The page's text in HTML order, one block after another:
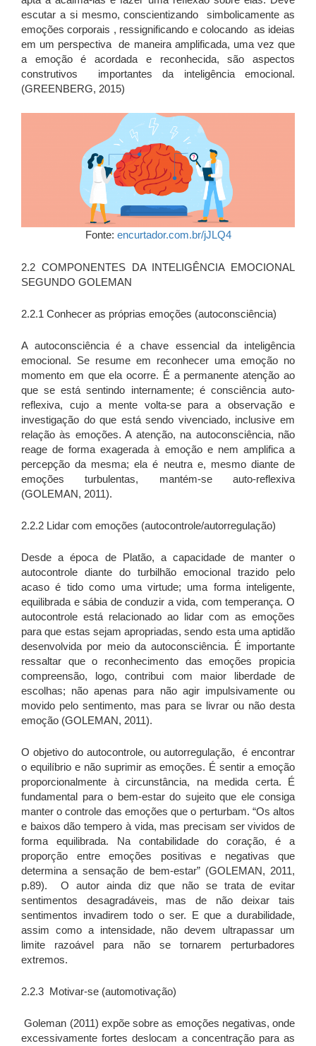
escutar a si mesmo, conscientizando simbolicamente as
emoções corporais , ressignificando e colocando as ideias
em um perspectiva de maneira amplificada, uma vez que
a emoção é acordada e reconhecida, são aspectos
construtivos importantes da inteligência emocional.
(GREENBERG, 2015)
Fonte: encurtador.com.br/jJLQ4
2.2 COMPONENTES DA INTELIGÊNCIA EMOCIONAL
SEGUNDO GOLEMAN
2.2.1 Conhecer as próprias emoções (autoconsciência)
A autoconsciência é a chave essencial da inteligência
emocional. Se resume em reconhecer uma emoção no
momento em que ela ocorre. É a permanente atenção ao
que se está sentindo internamente; é consciência auto-
reflexiva, cujo a mente volta-se para a observação e
investigação do que está sendo vivenciado, inclusive em
relação às emoções. A atenção, na autoconsciência, não
reage de forma exagerada à emoção e nem amplifica a
percepção da mesma; ela é neutra e, mesmo diante de
emoções turbulentas, mantém-se auto-reflexiva
(GOLEMAN, 2011).
2.2.2 Lidar com emoções (autocontrole/autorregulação)
Desde a época de Platão, a capacidade de manter o
autocontrole diante do turbilhão emocional trazido pelo
acaso é tido como uma virtude; uma forma inteligente,
equilibrada e sábia de conduzir a vida, com temperança. O
autocontrole está relacionado ao lidar com as emoções
para que estas sejam apropriadas, sendo esta uma aptidão
desenvolvida por meio da autoconsciência. É importante
ressaltar que o reconhecimento das emoções propicia
compreensão, logo, contribui com maior liberdade de
escolhas; não apenas para não agir impulsivamente ou
movido pelo sentimento, mas para se livrar ou não desta
emoção (GOLEMAN, 2011).
O objetivo do autocontrole, ou autorregulação, é encontrar
o equilíbrio e não suprimir as emoções. É sentir a emoção
proporcionalmente à circunstância, na medida certa. É
fundamental para o bem-estar do sujeito que ele consiga
manter o controle das emoções que o perturbam. “Os altos
e baixos dão tempero à vida, mas precisam ser vividos de
forma equilibrada. Na contabilidade do coração, é a
proporção entre emoções positivas e negativas que
determina a sensação de bem-estar” (GOLEMAN, 2011,
p.89). O autor ainda diz que não se trata de evitar
sentimentos desagradáveis, mas de não deixar tais
sentimentos invadirem todo o ser. E que a durabilidade,
assim como a intensidade, não devem ultrapassar um
limite razoável para não se tornarem perturbadores
extremos.
2.2.3 Motivar-se (automotivação)
Goleman (2011) expõe sobre as emoções negativas, onde
excessivamente fortes deslocam a concentração para as